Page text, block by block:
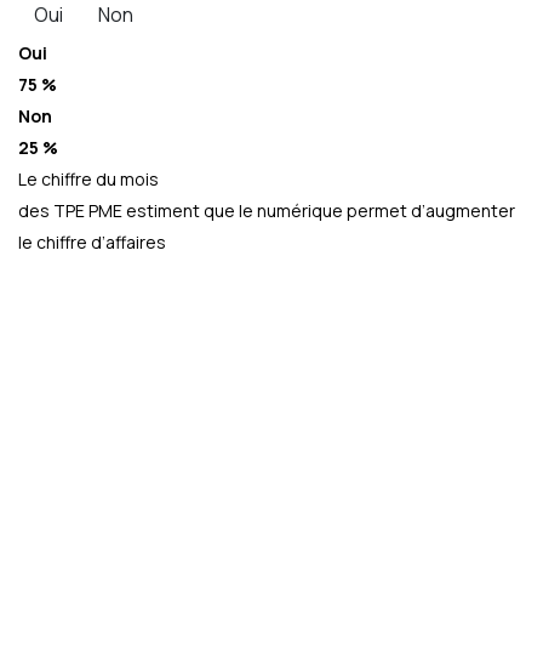
Oui Non
Oui
75 %
Non
25 %
Le chiffre du mois
des TPE PME estiment que le numérique permet d’augmenter
le chiffre d’affaires